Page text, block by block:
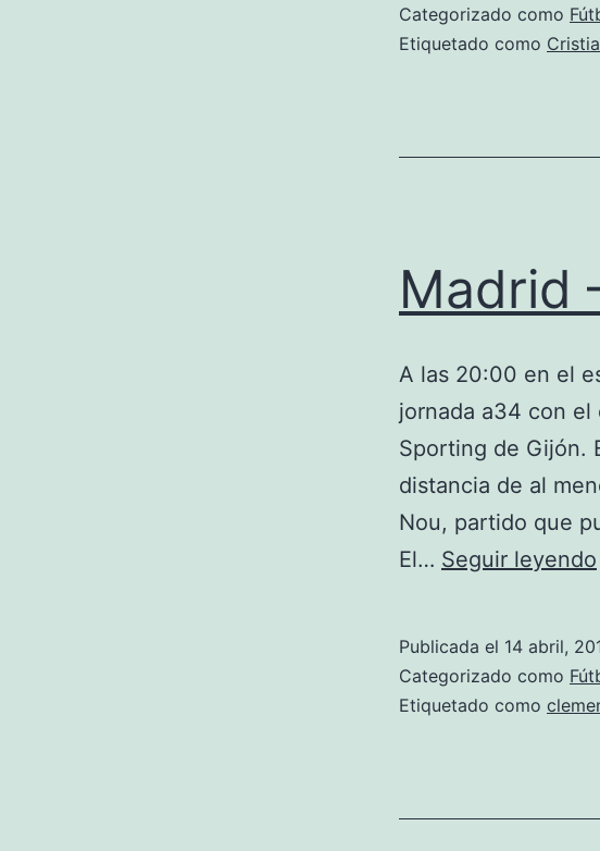
clásico
Categorizado como
Etiquetado como
Madrid
A las 20:00 en el
jornada a34 con el
Sporting de Gijón.
distancia de al
Nou, partido que
El… Seguir leyendo
Publicada el 14 abril,
Categorizado como
Etiquetado como